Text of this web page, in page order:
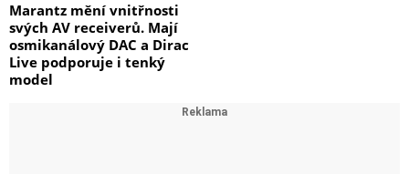
Marantz mění vnitřnosti
svých AV receiverů. Mají
osmikanálový DAC a Dirac
Live podporuje i tenký
model